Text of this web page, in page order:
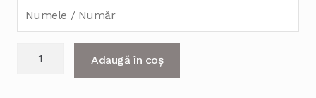
Adaugă în coș